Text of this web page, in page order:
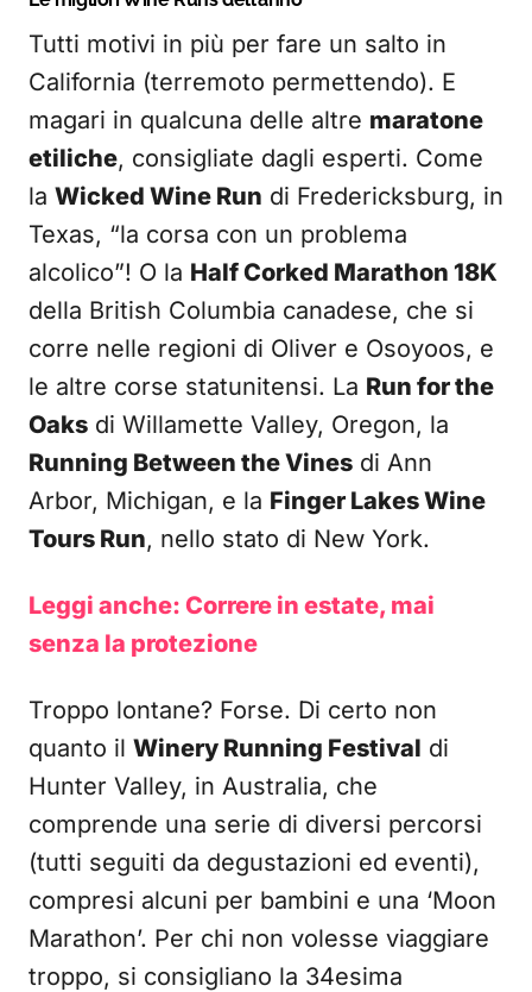
Tutti motivi in più per fare un salto in
California (terremoto permettendo). E
magari in qualcuna delle altre maratone
etiliche, consigliate dagli esperti. Come
la Wicked Wine Run di Fredericksburg, in
Texas, “la corsa con un problema
alcolico”! O la Half Corked Marathon 18K
della British Columbia canadese, che si
corre nelle regioni di Oliver e Osoyoos, e
le altre corse statunitensi. La Run for the
Oaks di Willamette Valley, Oregon, la
Running Between the Vines di Ann
Arbor, Michigan, e la Finger Lakes Wine
Tours Run, nello stato di New York.
Leggi anche: Correre in estate, mai
senza la protezione
Troppo lontane? Forse. Di certo non
quanto il Winery Running Festival di
Hunter Valley, in Australia, che
comprende una serie di diversi percorsi
(tutti seguiti da degustazioni ed eventi),
compresi alcuni per bambini e una ‘Moon
Marathon’. Per chi non volesse viaggiare
troppo, si consigliano la 34esima